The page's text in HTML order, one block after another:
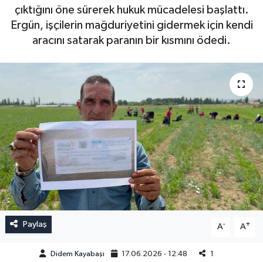
çıktığını öne sürerek hukuk mücadelesi başlattı.
Ergün, işçilerin mağduriyetini gidermek için kendi
aracını satarak paranın bir kısmını ödedi.
Paylaş A- A+
Didem Kayabaşı 17.06.2026 - 12:48 1